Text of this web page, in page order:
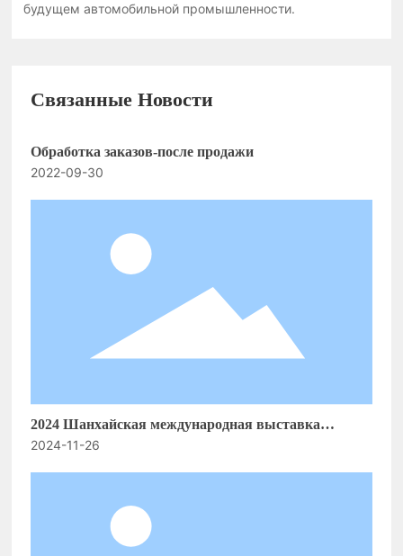
будущем автомобильной промышленности.
Связанные Новости
Обработка заказов-после продажи
2022-09-30
2024 Шанхайская международная выставка
автозапчастей, оборудования для ремонта и
2024-11-26